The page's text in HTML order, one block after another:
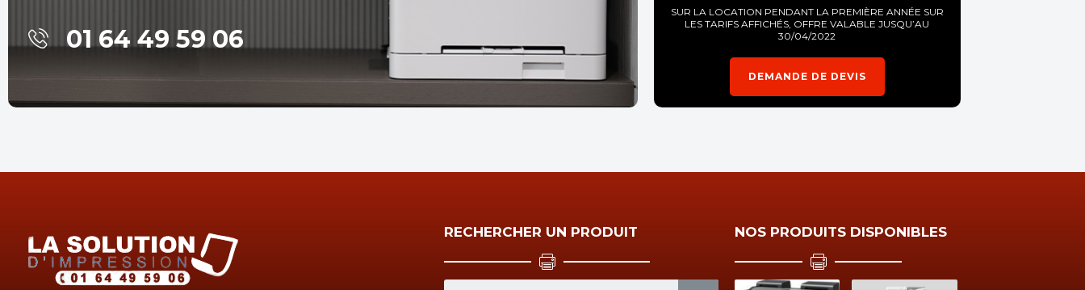
01 64 49 59 06
SUR LA LOCATION PENDANT LA PREMIÈRE ANNÉE SUR
LES TARIFS AFFICHÉS, OFFRE VALABLE JUSQU’AU
30/04/2022
DEMANDE DE DEVIS
RECHERCHER UN PRODUIT
SEARCH
NOS PRODUITS DISPONIBLES